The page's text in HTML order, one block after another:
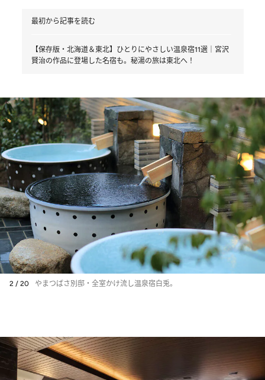
最初から記事を読む
【保存版・北海道＆東北】ひとりにやさしい温泉宿11選｜宮沢
賢治の作品に登場した名宿も。秘湯の旅は東北へ！
2 / 20 やまつばさ別邸・全室かけ流し温泉宿白兎。